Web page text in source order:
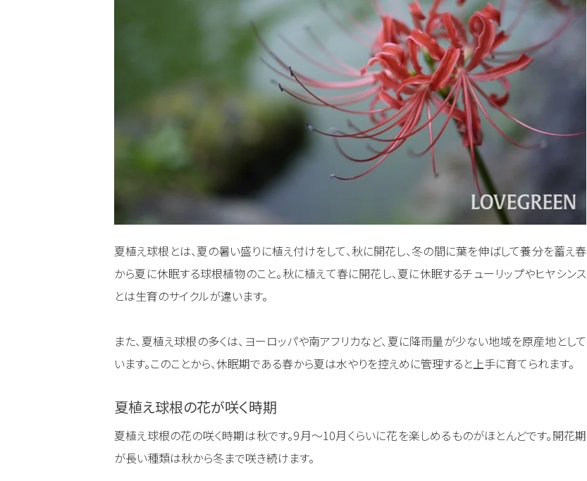
夏植え球根とは、夏の暑い盛りに植え付けをして、秋に開花し、冬の間に葉を伸ばして養分を蓄え春
から夏に休眠する球根植物のこと。秋に植えて春に開花し、夏に休眠するチューリップやヒヤシンス
とは生育のサイクルが違います。
また、夏植え球根の多くは、ヨーロッパや南アフリカなど、夏に降雨量が少ない地域を原産地として
います。このことから、休眠期である春から夏は水やりを控えめに管理すると上手に育てられます。
夏植え球根の花が咲く時期
夏植え球根の花の咲く時期は秋です。9月～10月くらいに花を楽しめるものがほとんどです。開花期
が長い種類は秋から冬まで咲き続けます。